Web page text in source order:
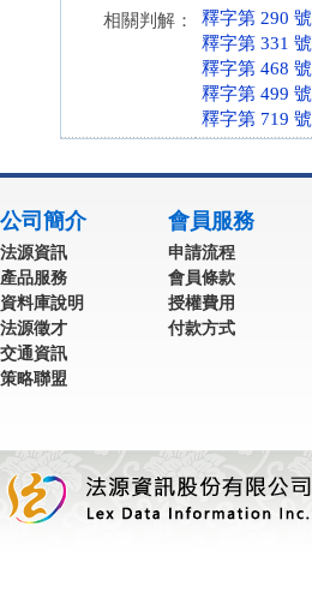
相關判解：
釋字第 290 號
釋字第 331 號
釋字第 468 號
釋字第 499 號
釋字第 719 號
公司簡介
法源資訊
產品服務
資料庫說明
法源徵才
交通資訊
策略聯盟
會員服務
申請流程
會員條款
授權費用
付款方式